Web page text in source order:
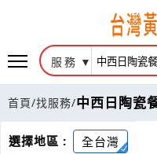
服務
首頁/找服務/中西日陶瓷
選擇地區 : 全台灣